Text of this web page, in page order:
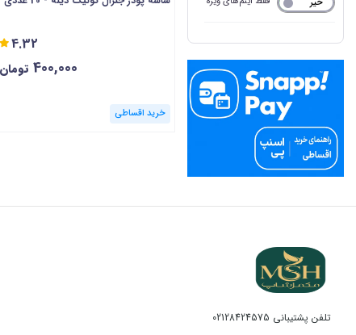
4.32
400,000 تومان
خرید اقساطی
تلفن پشتیبانی 02128424575